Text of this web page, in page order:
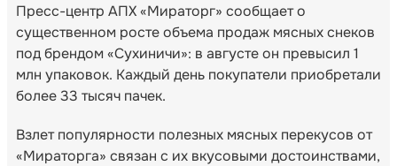
Пресс-центр АПХ «Мираторг» сообщает о
существенном росте объема продаж мясных снеков
под брендом «Сухиничи»: в августе он превысил 1
млн упаковок. Каждый день покупатели приобретали
более 33 тысяч пачек.
Взлет популярности полезных мясных перекусов от
«Мираторга» связан с их вкусовыми достоинствами,